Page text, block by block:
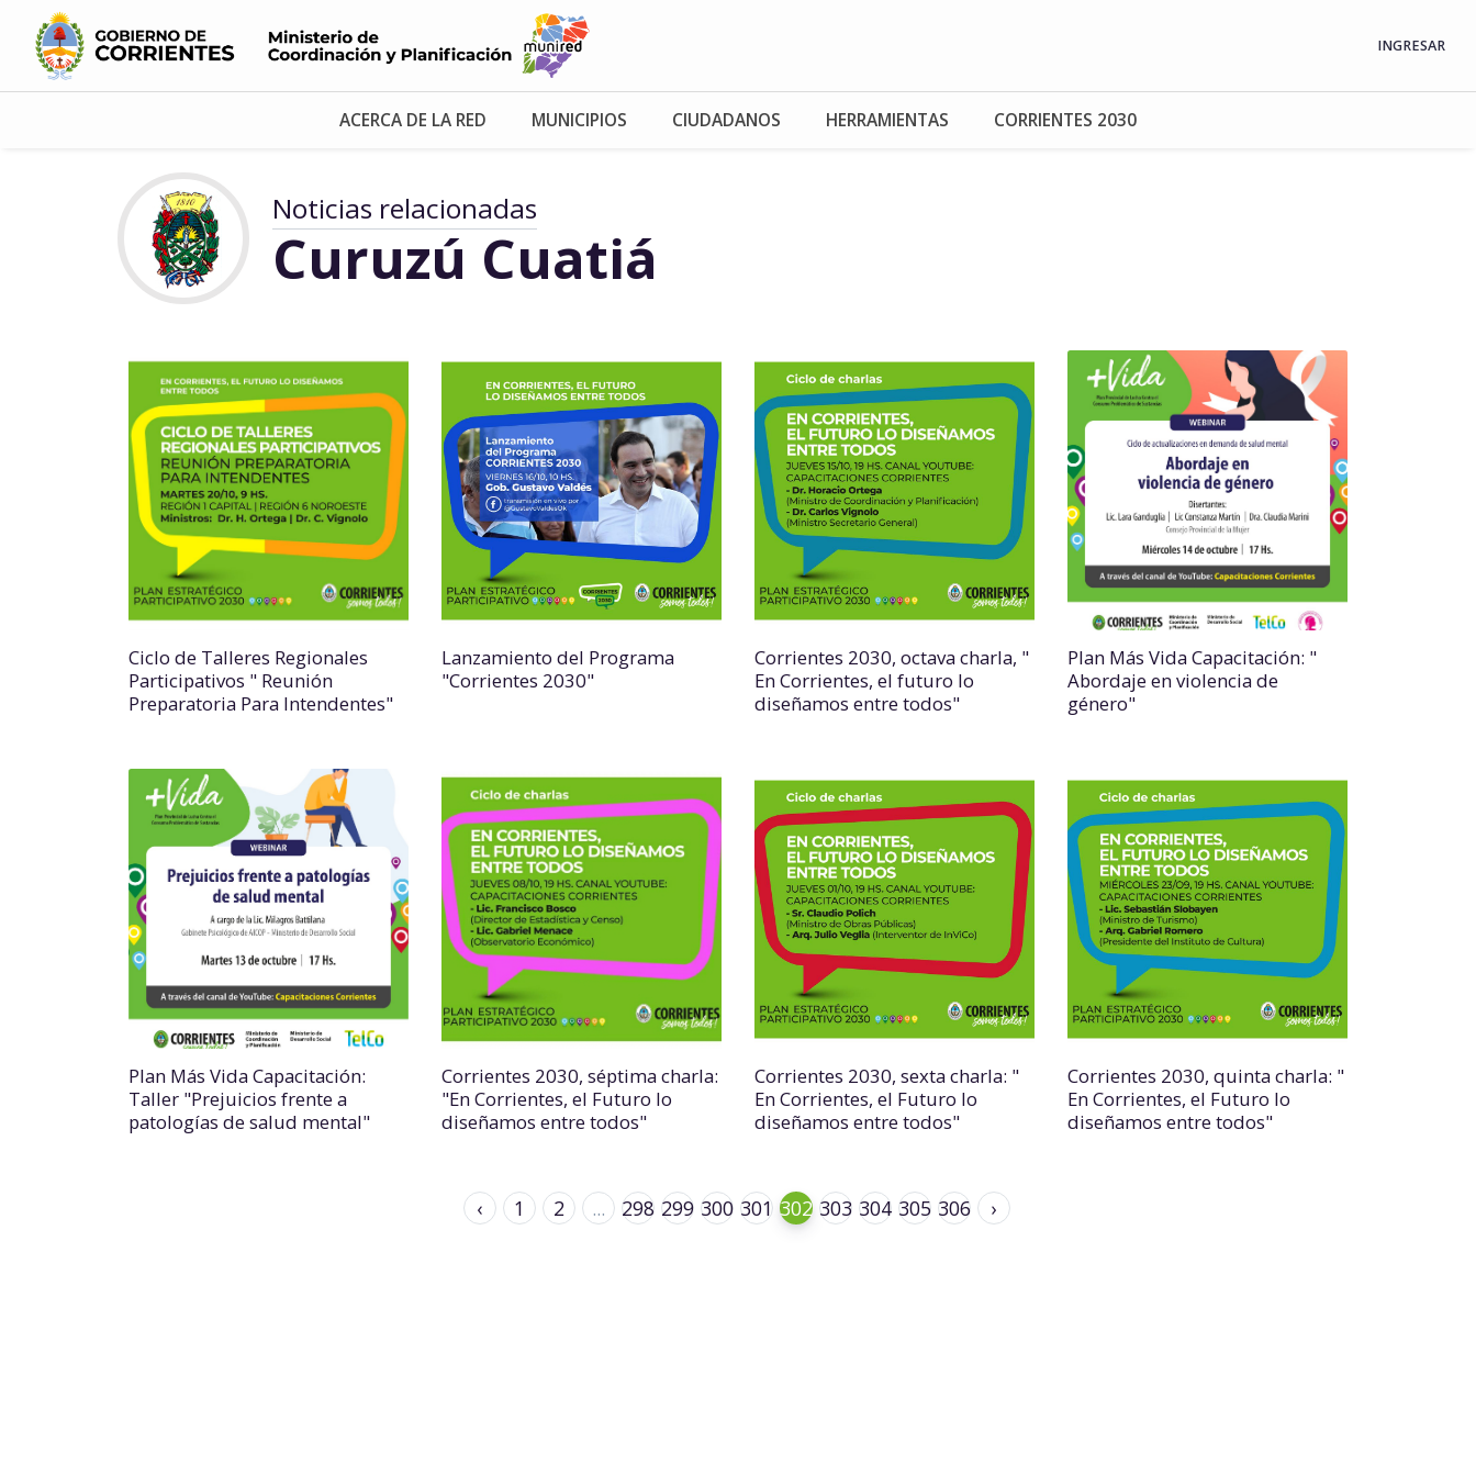
INGRESAR
ACERCA DE LA RED MUNICIPIOS CIUDADANOS HERRAMIENTAS CORRIENTES 2030
Noticias relacionadas
Curuzú Cuatiá
Ciclo de Talleres Regionales
Participativos " Reunión
Preparatoria Para Intendentes"
Lanzamiento del Programa
"Corrientes 2030"
Corrientes 2030, octava charla, "
En Corrientes, el futuro lo
diseñamos entre todos"
Plan Más Vida Capacitación: "
Abordaje en violencia de
género"
Plan Más Vida Capacitación:
Taller "Prejuicios frente a
patologías de salud mental"
Corrientes 2030, séptima charla:
"En Corrientes, el Futuro lo
diseñamos entre todos"
Corrientes 2030, sexta charla: "
En Corrientes, el Futuro lo
diseñamos entre todos"
Corrientes 2030, quinta charla: "
En Corrientes, el Futuro lo
diseñamos entre todos"
‹ 1 2 ... 298 299 300 301 302 303 304 305 306 ›